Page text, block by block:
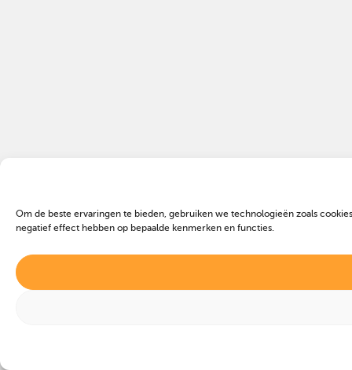
Om de beste ervaringen te bieden, gebruiken we technologieën zoals
negatief effect hebben op bepaalde kenmerken en functies.